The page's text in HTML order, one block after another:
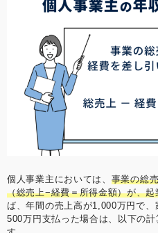
個人事業主においては、 事業の総
（総売上−経費＝所得金額）が、起
ば、年間の売上高が1,000万円で
500万円支払った場合は、以下の